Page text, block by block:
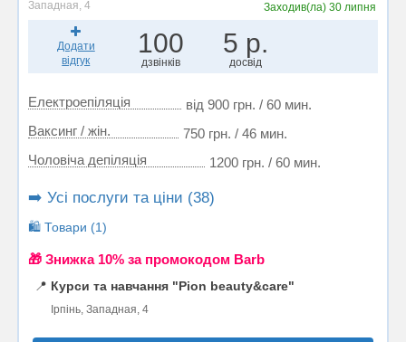
Западная, 4 Заходив(ла) 30 липня
Додати
відгук
100
дзвінків
5 р.
досвід
Електроепіляція
від 900 грн. / 60 мин.
Ваксинг / жін.
750 грн. / 46 мин.
Чоловіча депіляція
1200 грн. / 60 мин.
➡️ Усі послуги та ціни (38)
🛍️ Товари (1)
🎁 Знижка 10% за промокодом Barb
📍 Курси та навчання "Pion beauty&care"
Ірпінь, Западная, 4